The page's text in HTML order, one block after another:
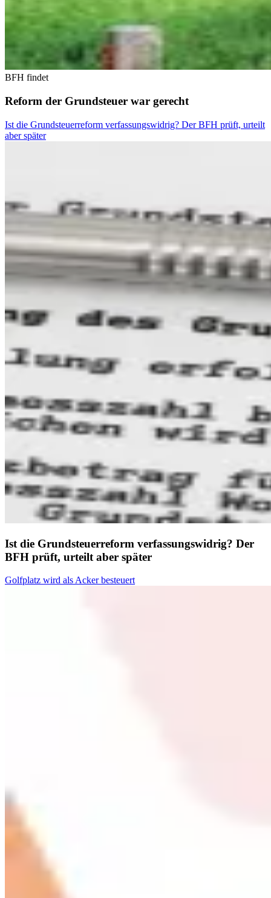
BFH findet
Reform der Grundsteuer war gerecht
Ist die Grundsteuerreform verfassungswidrig? Der BFH prüft, urteilt
aber später
Ist die Grundsteuerreform verfassungswidrig? Der
BFH prüft, urteilt aber später
Golfplatz wird als Acker besteuert